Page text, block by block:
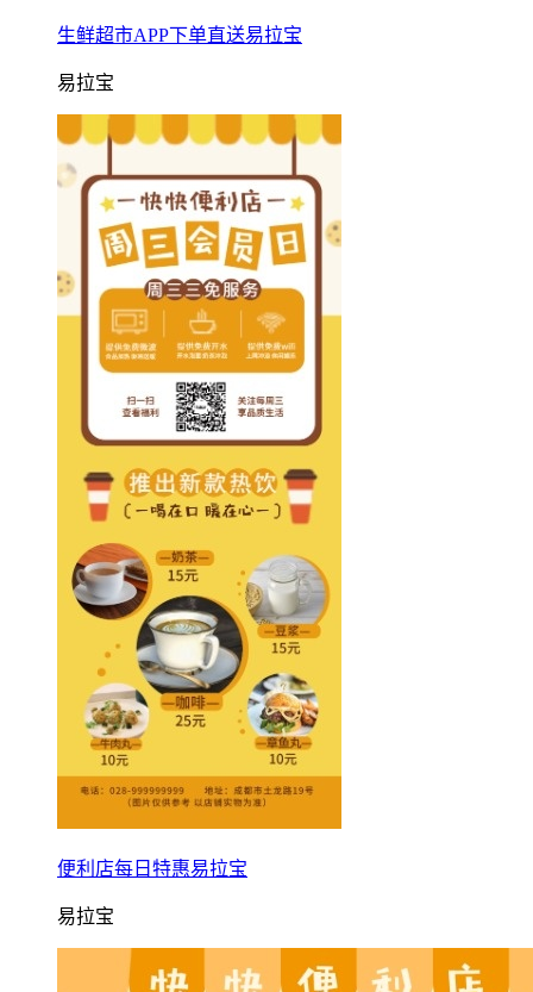
生鲜超市APP下单直送易拉宝
易拉宝
便利店每日特惠易拉宝
易拉宝